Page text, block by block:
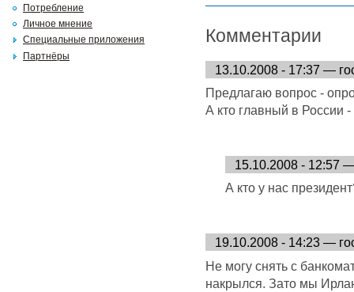
Комментарии
13.10.2008 - 17:37 —
Предлагаю вопрос -
А кто главный в России
15.10.2008 - 12:57
А кто у нас
19.10.2008 - 14:23 —
Не могу снять с
накрылся. Зато мы
Потребление
Личное мнение
Специальные приложения
Партнёры